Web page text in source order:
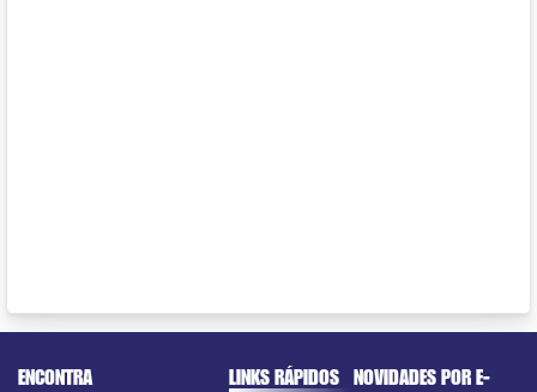
ENCONTRA
LINKS RÁPIDOS NOVIDADES POR E-